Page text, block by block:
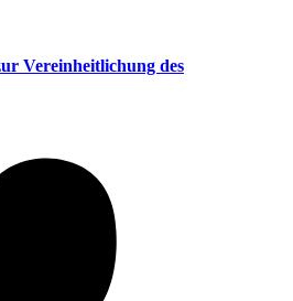
Vereinheitlichung des